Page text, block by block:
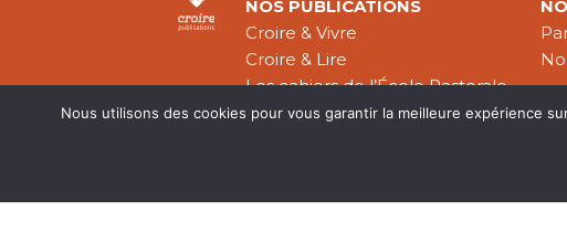
NOS PUBLICATIONS
Croire & Vivre
Croire & Lire
Les cahiers de l’École Pastorale
Théologie Évangélique
Nous utilisons des cookies pour vous garantir la meilleure expérience